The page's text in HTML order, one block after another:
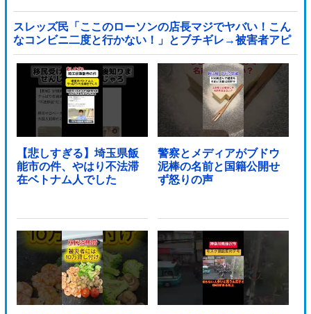
スレッズ民「ここのローソンの店長マジでヤバい！こん
なコンビニ二度と行かない！」とブチギレ→被害者アピ
するも「ヤバイのはお前だよ」とツッコミ殺到ｗｗｗｗ
ｗｗｗ他
【悲しすぎる】埼玉県飯
能市の件、やはり不法滞
在ベトナム人でした
警察とメディアがブドウ
泥棒の名前と国籍公開せ
ず怒りの声